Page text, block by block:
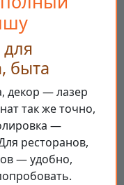
для
быта
декор — лазер
так же точно,
—
ресторанов,
— удобно,